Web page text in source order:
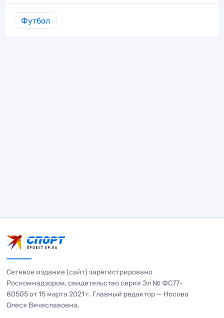
Футбол
Сетевое издание (сайт) зарегистрировано
Роскомнадзором, свидетельство серия Эл № ФС77-
80505 от 15 марта 2021 г. Главный редактор — Носова
Олеся Вячеславовна.